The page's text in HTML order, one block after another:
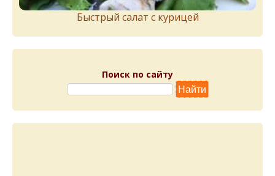
Быстрый салат с курицей
Поиск по сайту